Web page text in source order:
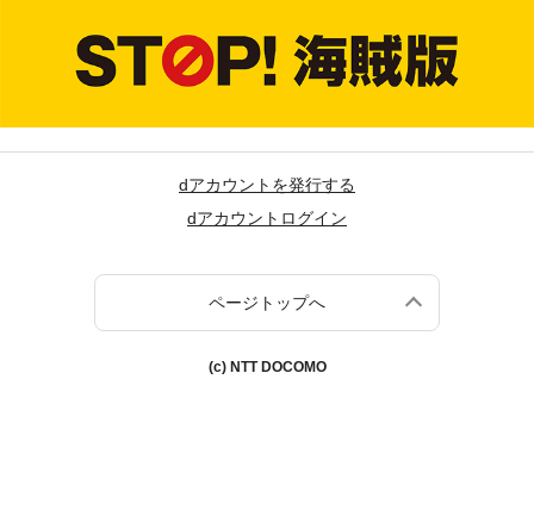
dアカウントを発行する
dアカウントログイン
ページトップへ
(c) NTT DOCOMO